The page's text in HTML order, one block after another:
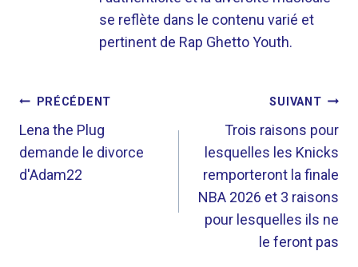
se reflète dans le contenu varié et
pertinent de Rap Ghetto Youth.
NAVIGATION
DE
L’ARTICLE
PRÉCÉDENT
Lena the Plug
demande le divorce
d'Adam22
SUIVANT
Trois raisons pour
lesquelles les Knicks
remporteront la finale
NBA 2026 et 3 raisons
pour lesquelles ils ne
le feront pas